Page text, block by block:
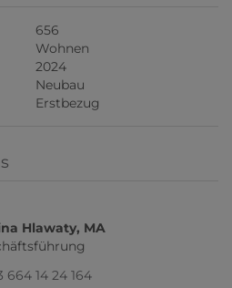
656
Wohnen
2024
Neubau
Erstbezug
Hlawaty, MA
664 14 24 164